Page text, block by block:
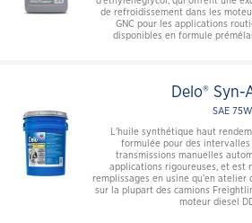
de refroidissement dans les
GNC pour les applications
disponibles en formule
Delo® Syn-
SAE
L'huile synthétique haut
formulée pour des
transmissions manuelles
applications rigoureuses, et est
remplissages en usine qu'en atelier
sur la plupart des camions
moteur diesel